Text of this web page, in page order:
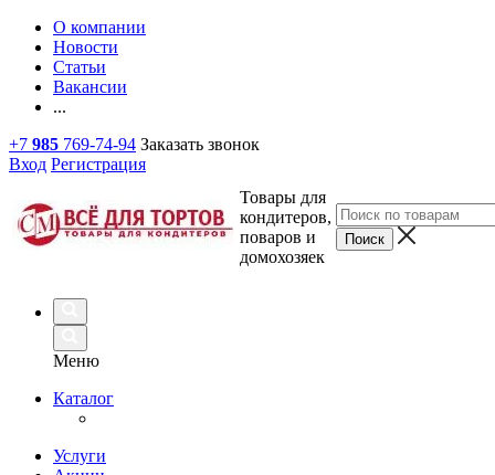
О компании
Новости
Статьи
Вакансии
...
+7 985 769-74-94 Заказать звонок
Вход Регистрация
Товары для
кондитеров,
поваров и
домохозяек
Меню
Каталог
Услуги